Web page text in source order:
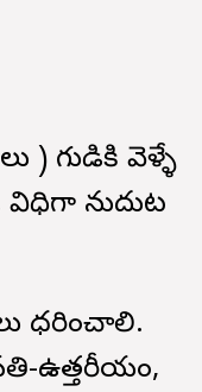
) గుడికి వెళ్ళే
విధిగా నుదుట
ధరించాలి.
ఉత్తరీయం,